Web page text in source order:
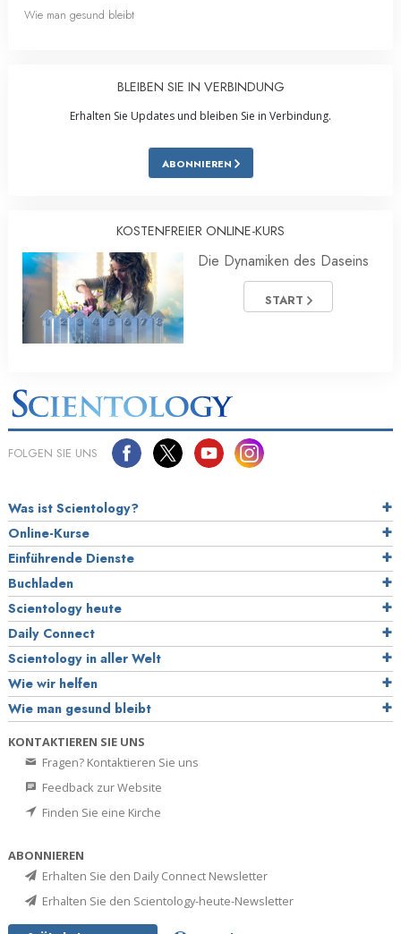
Wie man gesund bleibt
BLEIBEN SIE IN VERBINDUNG
Erhalten Sie Updates und bleiben Sie in Verbindung.
ABONNIEREN
KOSTENFREIER ONLINE-KURS
Die Dynamiken des Daseins
START
FOLGEN SIE UNS
Was ist Scientology?
Online-Kurse
Einführende Dienste
Buchladen
Scientology heute
Daily Connect
Scientology in aller Welt
Wie wir helfen
Wie man gesund bleibt
KONTAKTIEREN SIE UNS
Fragen? Kontaktieren Sie uns
Feedback zur Website
Finden Sie eine Kirche
ABONNIEREN
Erhalten Sie den Daily Connect Newsletter
Erhalten Sie den Scientology-heute-Newsletter